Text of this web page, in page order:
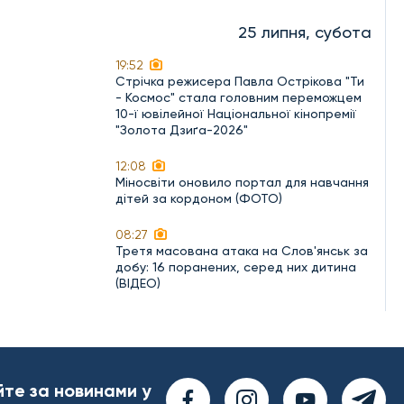
25 липня, субота
19:52
Стрічка режисера Павла Острікова "Ти
- Космос" стала головним переможцем
10-ї ювілейної Національної кінопремії
"Золота Дзиґа-2026"
12:08
Міносвіти оновило портал для навчання
дітей за кордоном (ФОТО)
08:27
Третя масована атака на Слов'янськ за
добу: 16 поранених, серед них дитина
(ВІДЕО)
за новинами у